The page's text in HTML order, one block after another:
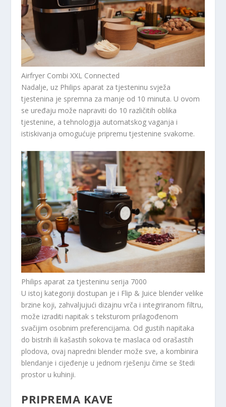
Airfryer Combi XXL Connected
Nadalje, uz Philips aparat za tjesteninu svježa
tjestenina je spremna za manje od 10 minuta. U ovom
se uređaju može napraviti do 10 različitih oblika
tjestenine, a tehnologija automatskog vaganja i
istiskivanja omogućuje pripremu tjestenine svakome.
Philips aparat za tjesteninu serija 7000
U istoj kategoriji dostupan je i Flip & Juice blender velike
brzine koji, zahvaljujući dizajnu vrča i integriranom filtru,
može izraditi napitak s teksturom prilagođenom
svačijim osobnim preferencijama. Od gustih napitaka
do bistrih ili kašastih sokova te maslaca od orašastih
plodova, ovaj napredni blender može sve, a kombinira
blendanje i cijeđenje u jednom rješenju čime se štedi
prostor u kuhinji.
PRIPREMA KAVE